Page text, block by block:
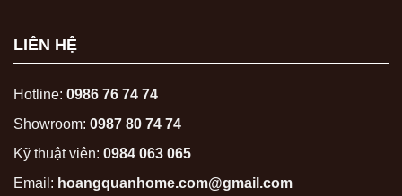
LIÊN HỆ
Hotline: 0986 76 74 74
Showroom: 0987 80 74 74
Kỹ thuật viên: 0984 063 065
Email: hoangquanhome.com@gmail.com